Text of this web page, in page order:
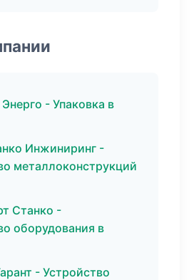
- Упаковка в
Инжиниринг -
металлоконструкций
Станко -
оборудования в
- Устройство